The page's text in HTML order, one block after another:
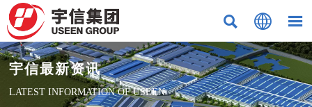
  
宇信最新资讯
LATEST INFORMATION OF USEEN